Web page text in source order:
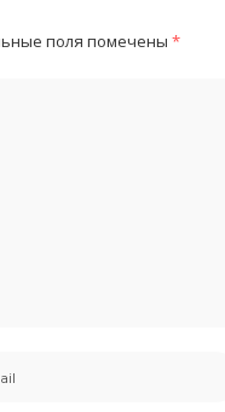
поля помечены *